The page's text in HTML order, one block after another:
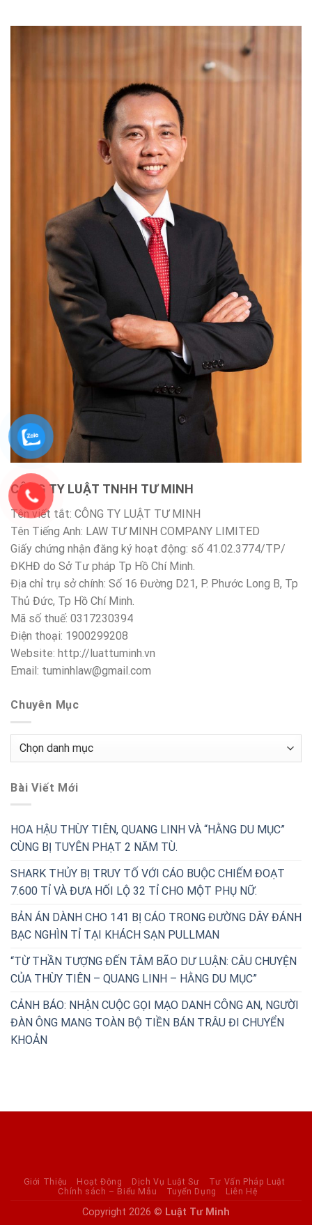
CÔNG TY LUẬT TNHH TƯ MINH
Tên viết tắt: CÔNG TY LUẬT TƯ MINH
Tên Tiếng Anh: LAW TƯ MINH COMPANY LIMITED
Giấy chứng nhận đăng ký hoạt động: số 41.02.3774/TP/
ĐKHĐ do Sở Tư pháp Tp Hồ Chí Minh.
Địa chỉ trụ sở chính: Số 16 Đường D21, P. Phước Long B, Tp
Thủ Đức, Tp Hồ Chí Minh.
Mã số thuế: 0317230394
Điện thoại: 1900299208
Website: http://luattuminh.vn
Email: tuminhlaw@gmail.com
Chuyên Mục
Chuyên
Bài Viết Mới
HOA HẬU THÙY TIÊN, QUANG LINH VÀ “HẰNG DU MỤC”
CÙNG BỊ TUYÊN PHẠT 2 NĂM TÙ.
SHARK THỦY BỊ TRUY TỐ VỚI CÁO BUỘC CHIẾM ĐOẠT
7.600 TỈ VÀ ĐƯA HỐI LỘ 32 TỈ CHO MỘT PHỤ NỮ.
BẢN ÁN DÀNH CHO 141 BỊ CÁO TRONG ĐƯỜNG DÂY ĐÁNH
BẠC NGHÌN TỈ TẠI KHÁCH SẠN PULLMAN
“TỪ THẦN TƯỢNG ĐẾN TÂM BÃO DƯ LUẬN: CÂU CHUYỆN
CỦA THÙY TIÊN – QUANG LINH – HẰNG DU MỤC”
CẢNH BÁO: NHẬN CUỘC GỌI MẠO DANH CÔNG AN, NGƯỜI
ĐÀN ÔNG MANG TOÀN BỘ TIỀN BÁN TRÂU ĐI CHUYỂN
KHOẢN
Giới Thiệu Hoạt Động Dịch Vụ Luật Sư
Tư Vấn Pháp Luật
Chính sách – Biểu Mẫu
Tuyển Dụng Liên Hệ
Copyright 2026 © Luật Tư Minh